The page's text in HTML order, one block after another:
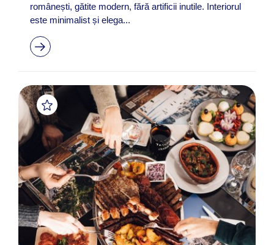
românești, gătite modern, fără artificii inutile. Interiorul
este minimalist și elega...